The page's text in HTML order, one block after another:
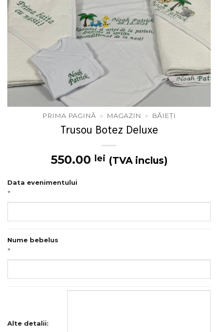
PRIMA PAGINĂ » MAGAZIN » BĂIEȚI
Trusou Botez Deluxe
550.00 lei (TVA inclus)
Data evenimentului
*
Nume bebelus
*
Alte detalii: